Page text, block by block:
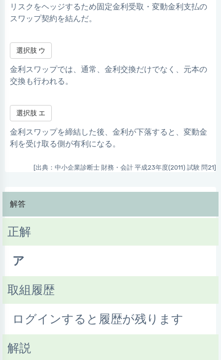
リスクをヘッジするため固定金利受取・変動金利支払の
スワップ契約を結んだ。
選択肢 ウ
金利スワップでは、通常、金利交換だけでなく、元本の
交換も行われる。
選択肢 エ
金利スワップを締結した後、金利が下落すると、変動金
利を受け取る側が有利になる。
[出典：中小企業診断士 財務・会計 平成23年度(2011) 試験 問21]
解答
正解
ア
取組履歴
ログインすると履歴が残ります
解説